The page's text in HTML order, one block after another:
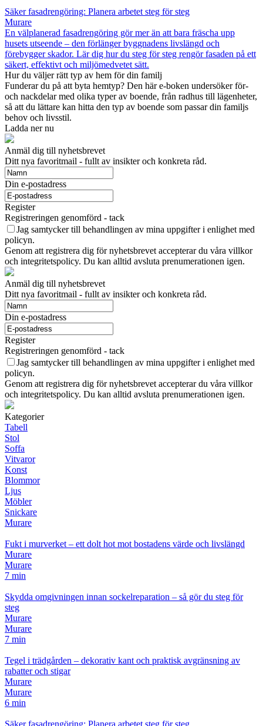
Säker fasadrengöring: Planera arbetet steg för steg
Murare
En välplanerad fasadrengöring gör mer än att bara fräscha upp
husets utseende – den förlänger byggnadens livslängd och
förebygger skador. Lär dig hur du steg för steg rengör fasaden på ett
säkert, effektivt och miljömedvetet sätt.
Hur du väljer rätt typ av hem för din familj
Funderar du på att byta hemtyp? Den här e-boken undersöker för-
och nackdelar med olika typer av boende, från radhus till lägenheter,
så att du lättare kan hitta den typ av boende som passar din familjs
behov och livsstil.
Ladda ner nu
Anmäl dig till nyhetsbrevet
Ditt nya favoritmail - fullt av insikter och konkreta råd.
Din e-postadress
Register
Registreringen genomförd - tack
Jag samtycker till behandlingen av mina uppgifter i enlighet med
policyn.
Genom att registrera dig för nyhetsbrevet accepterar du våra villkor
och integritetspolicy. Du kan alltid avsluta prenumerationen igen.
Anmäl dig till nyhetsbrevet
Ditt nya favoritmail - fullt av insikter och konkreta råd.
Din e-postadress
Register
Registreringen genomförd - tack
Jag samtycker till behandlingen av mina uppgifter i enlighet med
policyn.
Genom att registrera dig för nyhetsbrevet accepterar du våra villkor
och integritetspolicy. Du kan alltid avsluta prenumerationen igen.
Kategorier
Tabell
Stol
Soffa
Vitvaror
Konst
Blommor
Ljus
Möbler
Snickare
Murare
Fukt i murverket – ett dolt hot mot bostadens värde och livslängd
Murare
Murare
7 min
Skydda omgivningen innan sockelreparation – så gör du steg för
steg
Murare
Murare
7 min
Tegel i trädgården – dekorativ kant och praktisk avgränsning av
rabatter och stigar
Murare
Murare
6 min
Säker fasadrengöring: Planera arbetet steg för steg